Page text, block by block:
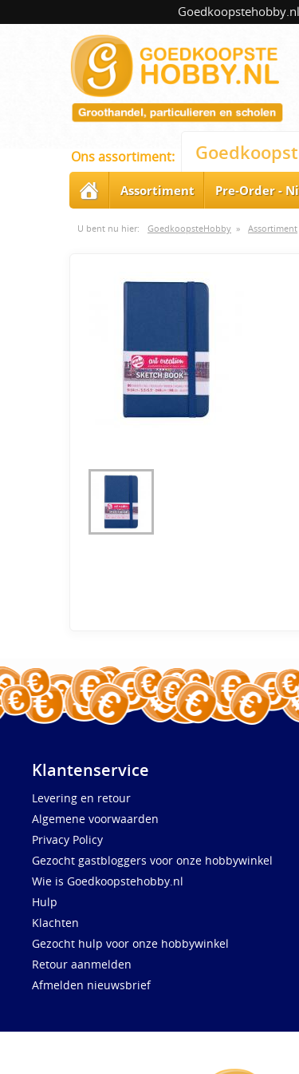
Ons assortiment:
Assortiment Pre-Order -
U bent nu hier: GoedkoopsteHobby » Assortiment
Klantenservice
Levering en retour
Algemene voorwaarden
Privacy Policy
Gezocht gastbloggers voor onze hobbywinkel
Wie is Goedkoopstehobby.nl
Hulp
Klachten
Gezocht hulp voor onze hobbywinkel
Retour aanmelden
Afmelden nieuwsbrief